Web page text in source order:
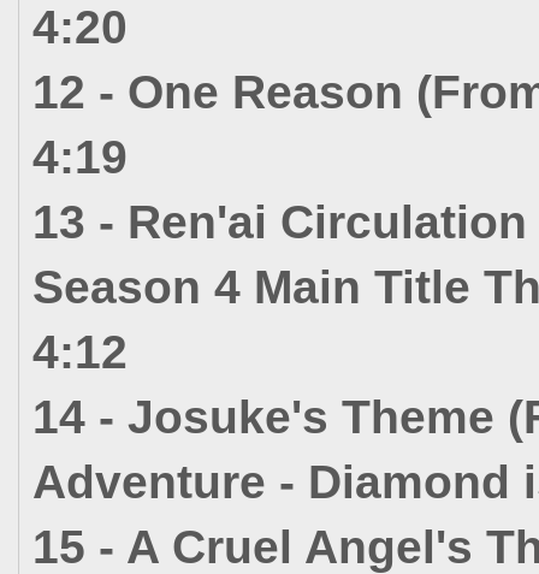
4:20
12 - One Reason
4:19
13 - Ren'ai
Season 4 Main Title
4:12
14 - Josuke's Theme
Adventure - Diamond
15 - A Cruel Angel's